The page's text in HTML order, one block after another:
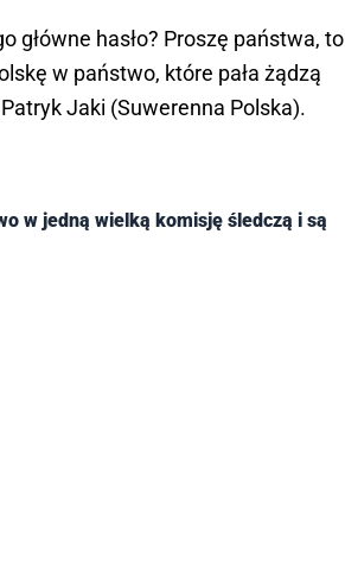
główne hasło? Proszę państwa, to
w państwo, które pała żądzą
Jaki (Suwerenna Polska).
w jedną wielką komisję śledczą i są